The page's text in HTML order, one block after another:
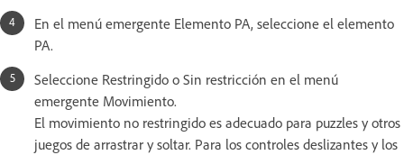
En el menú emergente Elemento PA, seleccione el elemento
PA.
Seleccione Restringido o Sin restricción en el menú
emergente Movimiento.
El movimiento no restringido es adecuado para puzzles y otros
juegos de arrastrar y soltar. Para los controles deslizantes y los